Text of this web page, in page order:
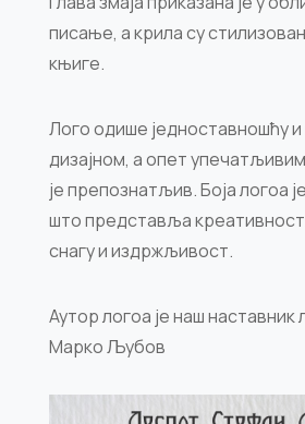
писање, а крила су
књиге.
Лого одише једноставношћу
дизајном, а опет
је препознатљив. Боја логоа
што представља
снагу и издржљивост.
Аутор логоа је наш наставник
Марко Љубов